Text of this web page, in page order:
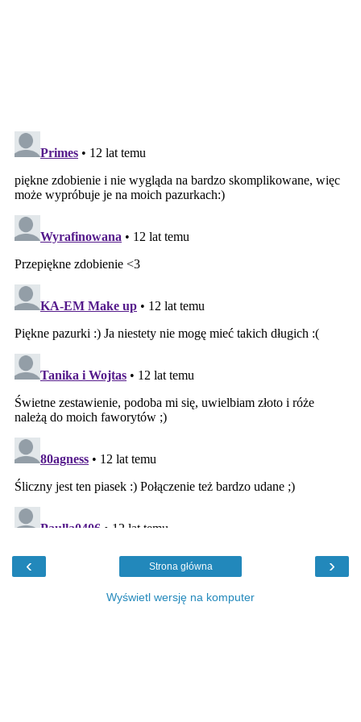
‹ ›
Strona główna
Wyświetl wersję na komputer